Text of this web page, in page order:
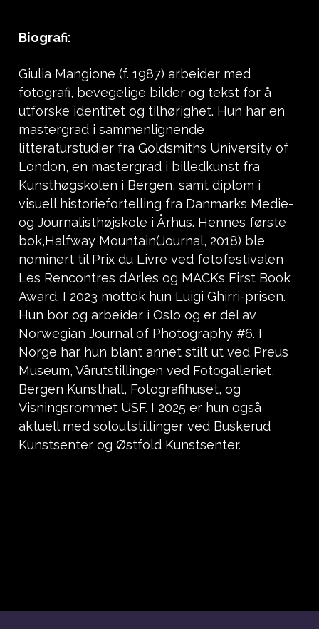
Biografi:
Giulia Mangione (f. 1987) arbeider med
fotografi, bevegelige bilder og tekst for å
utforske identitet og tilhørighet. Hun har en
mastergrad i sammenlignende
litteraturstudier fra Goldsmiths University of
London, en mastergrad i billedkunst fra
Kunsthøgskolen i Bergen, samt diplom i
visuell historiefortelling fra Danmarks Medie-
og Journalisthøjskole i Århus. Hennes første
bok,Halfway Mountain(Journal, 2018) ble
nominert til Prix du Livre ved fotofestivalen
Les Rencontres d’Arles og MACKs First Book
Award. I 2023 mottok hun Luigi Ghirri-prisen.
Hun bor og arbeider i Oslo og er del av
Norwegian Journal of Photography #6. I
Norge har hun blant annet stilt ut ved Preus
Museum, Vårutstillingen ved Fotogalleriet,
Bergen Kunsthall, Fotografihuset, og
Visningsrommet USF. I 2025 er hun også
aktuell med soloutstillinger ved Buskerud
Kunstsenter og Østfold Kunstsenter.